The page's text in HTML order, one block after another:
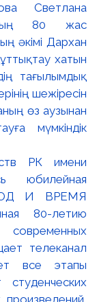
Светлана
80 жас
әкімі Дархан
хатын
тағылымдық
шежіресін
өз аузынан
мүмкіндік